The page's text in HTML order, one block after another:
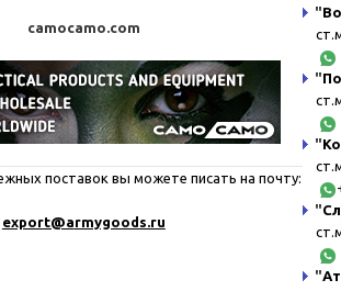
"
"
"
"
"
camocamo.com
поставок вы можете писать на почту:
export@armygoods.ru